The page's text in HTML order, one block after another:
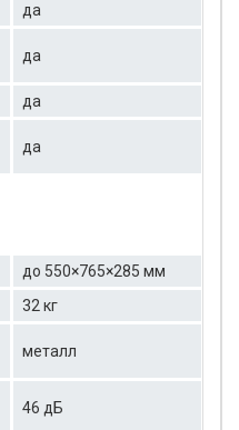
да
да
да
да
до 550×765×285 мм
32 кг
металл
46 дБ